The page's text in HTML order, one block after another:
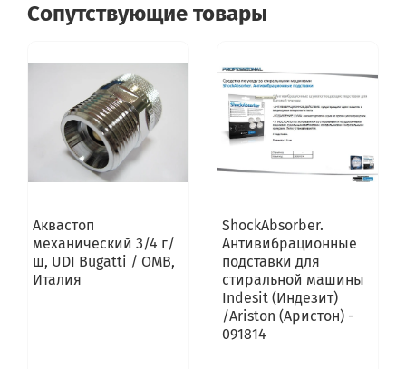
Сопутствующие товары
Аквастоп
механический 3/4 г/
ш, UDI Bugatti / OMB,
Италия
ShockAbsorber.
Антивибрационные
подставки для
стиральной машины
Indesit (Индезит)
/Ariston (Аристон) -
091814